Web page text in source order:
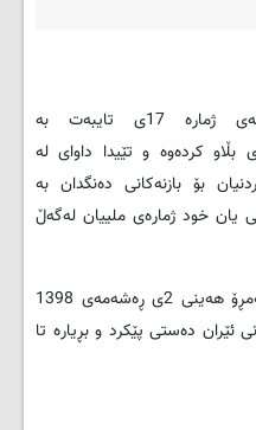
وەزارەتی ناوخۆی ئێران بەیاننامەی ژمارە 17ی تایبەت بە
بڵاو کردەوە و تێیدا داوای لە
بۆ بازنەکانی دەنگدان بە
یان خود ژمارەی ملییان لەگەڵ
شایانی باسە کاتژمێر 8ی بەیانیی ئەمڕۆ هەینی 2ی ڕەشەمەی 1398
ئێران دەستی پێکرد و بڕیارە تا